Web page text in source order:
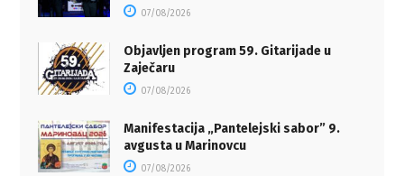
07/08/2026
Objavljen program 59. Gitarijade u
Zaječaru
07/08/2026
Manifestacija „Pantelejski sabor” 9.
avgusta u Marinovcu
07/08/2026